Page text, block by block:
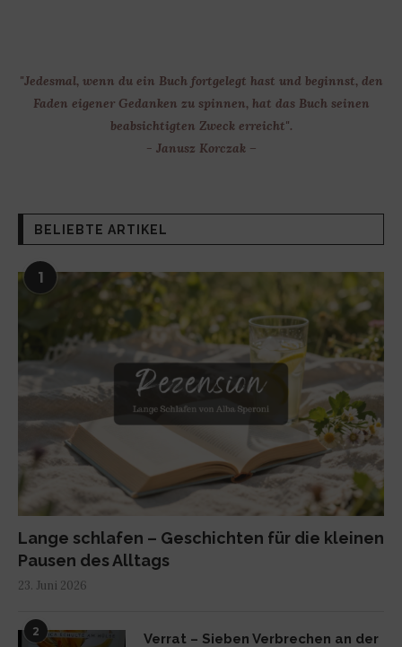
"Jedesmal, wenn du ein Buch fortgelegt hast und beginnst, den
Faden eigener Gedanken zu spinnen, hat das Buch seinen
beabsichtigten Zweck erreicht".
- Janusz Korczak –
BELIEBTE ARTIKEL
1
Lange schlafen – Geschichten für die kleinen
Pausen des Alltags
23. Juni 2026
2
Verrat – Sieben Verbrechen an der